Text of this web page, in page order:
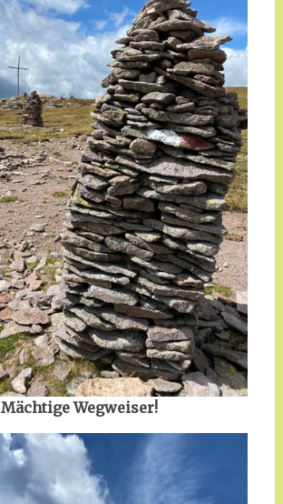
Mächtige Wegweiser!